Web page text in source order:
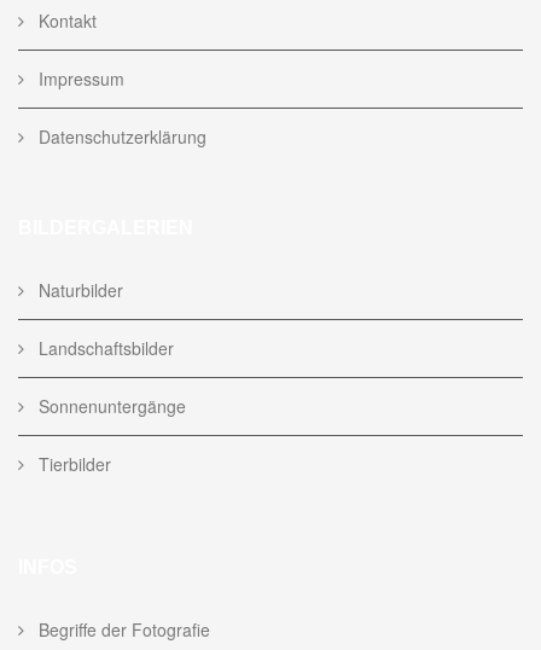
Kontakt
Impressum
Datenschutzerklärung
Naturbilder
Landschaftsbilder
Sonnenuntergänge
Tierbilder
Begriffe der Fotografie